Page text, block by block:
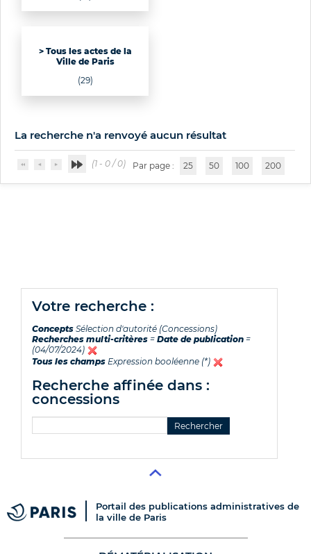
> Tous les actes de la
Ville de Paris
(29)
La recherche n'a renvoyé aucun résultat
(1 - 0 / 0) Par page : 25 50 100 200
votre recherche :
Concepts Sélection d'autorité (Concessions)
Recherches multi-critères = Date de publication =
(04/07/2024)
Tous les champs Expression booléenne (*)
recherche affinée dans :
concessions
Portail des publications administratives de
la ville de Paris